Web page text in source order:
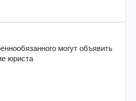
могут объявить
юриста